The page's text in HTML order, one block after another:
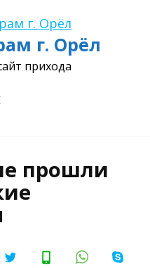
г. Орёл
прихода
прошли